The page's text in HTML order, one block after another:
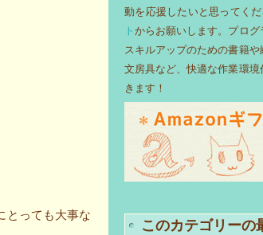
とっても大事な
動を応援したいと思ってく
トからお願いします。プロ
スキルアップのための書籍や
文房具など、快適な作業環
きます！
このカテゴリーの